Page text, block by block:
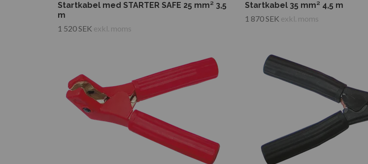
Startkabel med STARTER SAFE 25 mm² 3,5
m
1 520 SEK exkl. moms
Startkabel 35 mm² 4,5 m
1 870 SEK exkl. moms